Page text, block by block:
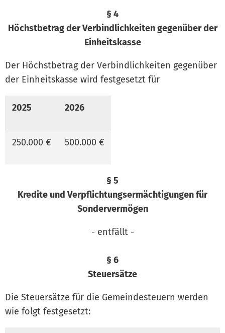
§ 4
Höchstbetrag der Verbindlichkeiten gegenüber der
Einheitskasse
Der Höchstbetrag der Verbindlichkeiten gegenüber
der Einheitskasse wird festgesetzt für
2025 2026
250.000 € 500.000 €
§ 5
Kredite und Verpflichtungsermächtigungen für
Sondervermögen
- entfällt -
§ 6
Steuersätze
Die Steuersätze für die Gemeindesteuern werden
wie folgt festgesetzt: